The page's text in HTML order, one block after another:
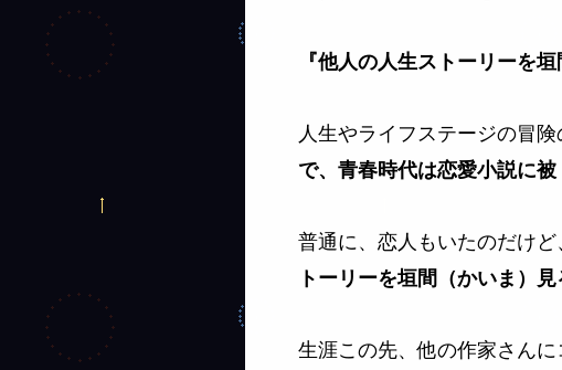
『他人の人生ストーリーを
人生やライフステージの冒
で、青春時代は恋愛小説に被
普通に、恋人もいたのだけ
トーリーを垣間（かいま）
生涯この先、他の作家さん